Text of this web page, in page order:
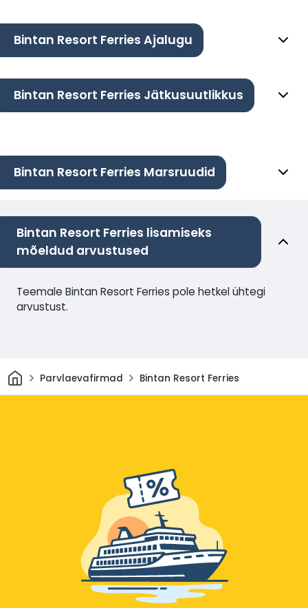
Bintan Resort Ferries Ajalugu
Bintan Resort Ferries Jätkusuutlikkus
Bintan Resort Ferries Marsruudid
Bintan Resort Ferries lisamiseks
mõeldud arvustused
Teemale Bintan Resort Ferries pole hetkel ühtegi
arvustust.
Avaleht
Parvlaevafirmad Bintan Resort Ferries